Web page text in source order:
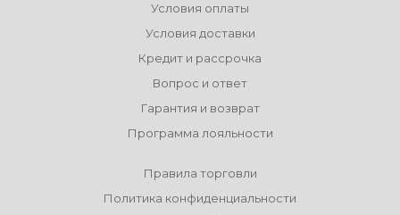
Условия оплаты
Условия доставки
Кредит и рассрочка
Вопрос и ответ
Гарантия и возврат
Программа лояльности
Правила торговли
Политика конфиденциальности